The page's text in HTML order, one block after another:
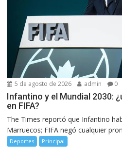
5 de agosto de 2026 admin 0
Infantino y el Mundial 2030:
en FIFA?
The Times reportó que Infantino
Marruecos; FIFA negó cualquier
Deportes Principal